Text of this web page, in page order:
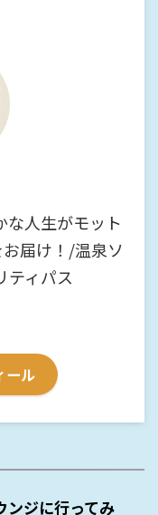
人生がモット
届け！/温泉ソ
ティパス
ール
ンジに行ってみ